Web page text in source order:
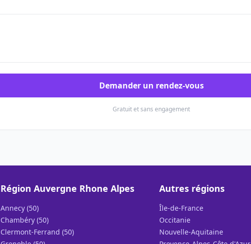
Demander un rendez-vous
Gratuit et sans engagement
Région Auvergne Rhone Alpes
Annecy (50)
Chambéry (50)
Clermont-Ferrand (50)
Autres régions
Île-de-France
Occitanie
Nouvelle-Aquitaine